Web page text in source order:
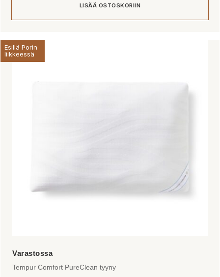
LISÄÄ OSTOSKORIIN
Esillä Porin
liikkeessä
Tempur Comfort PureClean tyyny